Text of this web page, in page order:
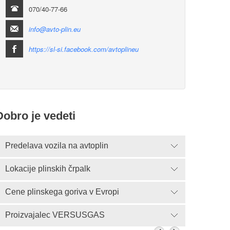
070/40-77-66
info@avto-plin.eu
https://sl-si.facebook.com/avtoplineu
je vedeti
Predelava vozila na avtoplin
Lokacije plinskih črpalk
Cene plinskega goriva v Evropi
Proizvajalec VERSUSGAS